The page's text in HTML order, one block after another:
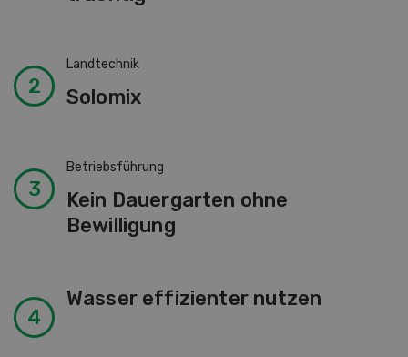
Landtechnik
Solomix
Betriebsführung
Kein Dauergarten ohne
Bewilligung
Wasser effizienter nutzen